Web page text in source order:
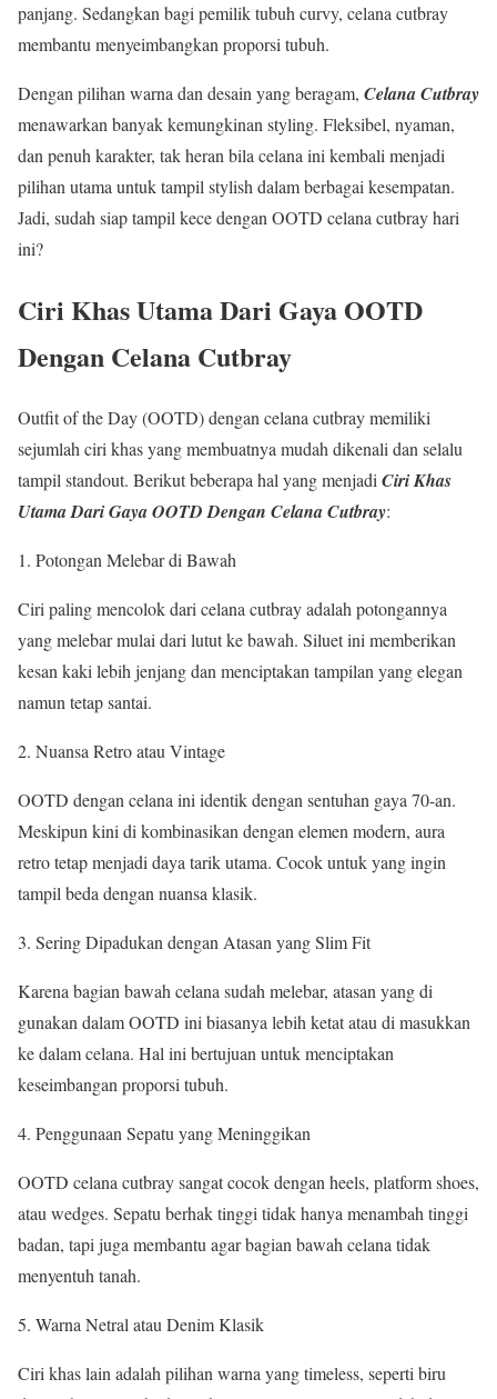
panjang. Sedangkan bagi pemilik tubuh curvy, celana cutbray
membantu menyeimbangkan proporsi tubuh.
Dengan pilihan warna dan desain yang beragam, Celana Cutbray
menawarkan banyak kemungkinan styling. Fleksibel, nyaman,
dan penuh karakter, tak heran bila celana ini kembali menjadi
pilihan utama untuk tampil stylish dalam berbagai kesempatan.
Jadi, sudah siap tampil kece dengan OOTD celana cutbray hari
ini?
Ciri Khas Utama Dari Gaya OOTD
Dengan Celana Cutbray
Outfit of the Day (OOTD) dengan celana cutbray memiliki
sejumlah ciri khas yang membuatnya mudah dikenali dan selalu
tampil standout. Berikut beberapa hal yang menjadi Ciri Khas
Utama Dari Gaya OOTD Dengan Celana Cutbray:
Potongan Melebar di Bawah
Ciri paling mencolok dari celana cutbray adalah potongannya
yang melebar mulai dari lutut ke bawah. Siluet ini memberikan
kesan kaki lebih jenjang dan menciptakan tampilan yang elegan
namun tetap santai.
Nuansa Retro atau Vintage
OOTD dengan celana ini identik dengan sentuhan gaya 70-an.
Meskipun kini di kombinasikan dengan elemen modern, aura
retro tetap menjadi daya tarik utama. Cocok untuk yang ingin
tampil beda dengan nuansa klasik.
Sering Dipadukan dengan Atasan yang Slim Fit
Karena bagian bawah celana sudah melebar, atasan yang di
gunakan dalam OOTD ini biasanya lebih ketat atau di masukkan
ke dalam celana. Hal ini bertujuan untuk menciptakan
keseimbangan proporsi tubuh.
Penggunaan Sepatu yang Meninggikan
OOTD celana cutbray sangat cocok dengan heels, platform shoes,
atau wedges. Sepatu berhak tinggi tidak hanya menambah tinggi
badan, tapi juga membantu agar bagian bawah celana tidak
menyentuh tanah.
Warna Netral atau Denim Klasik
Ciri khas lain adalah pilihan warna yang timeless, seperti biru